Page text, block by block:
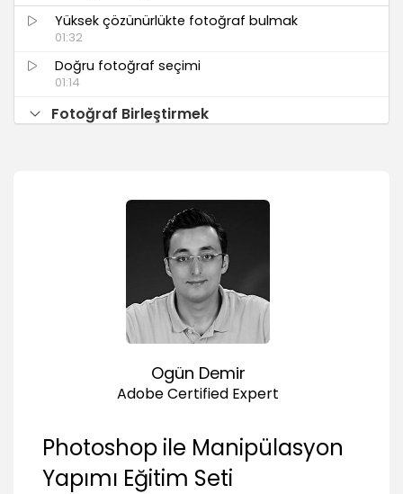
Yüksek çözünürlükte fotoğraf bulmak
01:32
Doğru fotoğraf seçimi
01:14
Fotoğraf Birleştirmek
Renk Düzenlemeleri
Silgi aracı ile kaynaştırmak
Koyu tonlarda blend modunu kullanmak
02:11
Ogün Demir
Adobe Certified Expert
Photoshop ile Manipülasyon
Yapımı Eğitim Seti